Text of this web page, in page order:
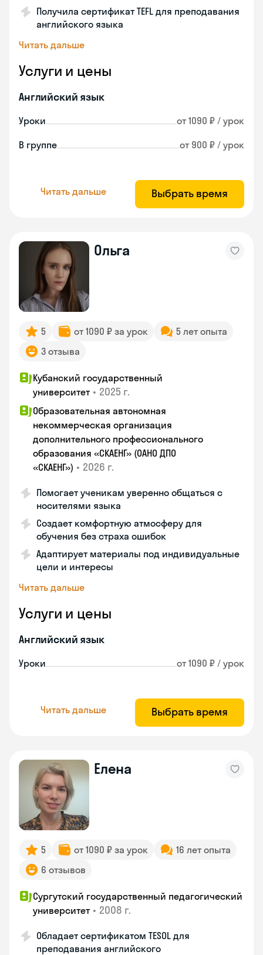
Получила сертификат TEFL для преподавания
английского языка
Читать дальше
Услуги и цены
Английский язык
Уроки от 1090 ₽ / урок
В группе от 900 ₽ / урок
Читать дальше Выбрать время
Ольга
5 от 1090 ₽ за урок
5 лет опыта
3 отзыва
Кубанский государственный
университет • 2025 г.
Образовательная автономная
некоммерческая организация
дополнительного профессионального
образования «СКАЕНГ» (ОАНО ДПО
«СКАЕНГ») • 2026 г.
Помогает ученикам уверенно общаться с
носителями языка
Создает комфортную атмосферу для
обучения без страха ошибок
Адаптирует материалы под индивидуальные
цели и интересы
Читать дальше
Услуги и цены
Английский язык
Уроки от 1090 ₽ / урок
Читать дальше Выбрать время
Елена
5 от 1090 ₽ за урок
16 лет опыта
6 отзывов
Сургутский государственный педагогический
университет • 2008 г.
Обладает сертификатом TESOL для
преподавания английского